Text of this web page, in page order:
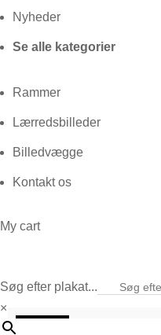
Nyheder
Se alle kategorier
Rammer
Lærredsbilleder
Billedvægge
Kontakt os
My cart
Søg efter plakat...
×